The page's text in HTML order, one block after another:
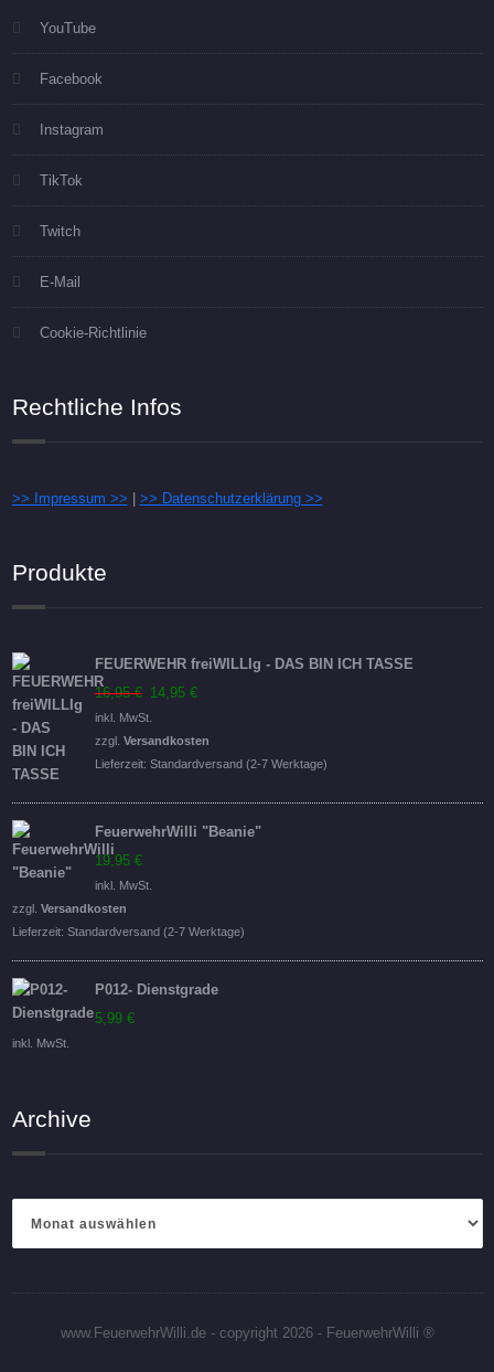
YouTube
Facebook
Instagram
TikTok
Twitch
E-Mail
Cookie-Richtlinie
Rechtliche Infos
>> Impressum >> >> Datenschutzerklärung >>
Produkte
FEUERWEHR freiWILLIg - DAS BIN ICH TASSE
16,95€ Ursprünglicher
Preis
war:
16,95 €
14,95 €
ist:
14,95 €.
inkl. MwSt.
zzgl. Versandkosten
Lieferzeit: Standardversand (2-7 Werktage)
FeuerwehrWilli "Beanie"
19,95 €
inkl. MwSt.
zzgl. Versandkosten
Lieferzeit: Standardversand (2-7 Werktage)
P012- Dienstgrade
5,99 €
inkl. MwSt.
Archive